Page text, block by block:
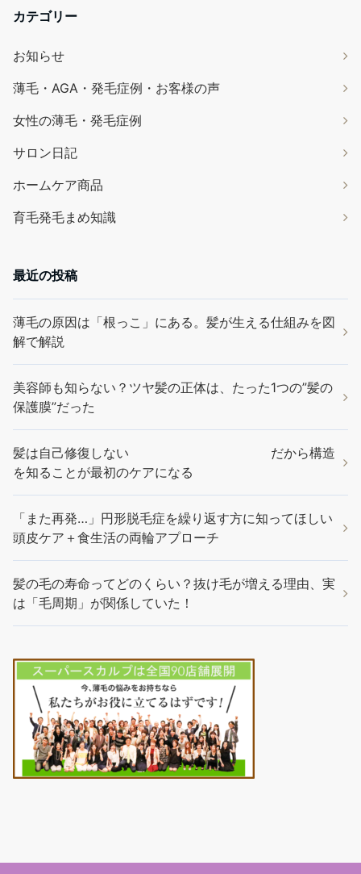
カテゴリー
お知らせ
薄毛・AGA・発毛症例・お客様の声
女性の薄毛・発毛症例
サロン日記
ホームケア商品
育毛発毛まめ知識
最近の投稿
薄毛の原因は「根っこ」にある。髪が生える仕組みを図
解で解説
美容師も知らない？ツヤ髪の正体は、たった1つの”髪の
保護膜”だった
髪は自己修復しない だから構造
を知ることが最初のケアになる
「また再発…」円形脱毛症を繰り返す方に知ってほしい
頭皮ケア＋食生活の両輪アプローチ
髪の毛の寿命ってどのくらい？抜け毛が増える理由、実
は「毛周期」が関係していた！